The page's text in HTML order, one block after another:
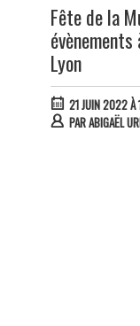
Fête de la
Lyon
21 JUIN 2022 À
PARABIGAËL